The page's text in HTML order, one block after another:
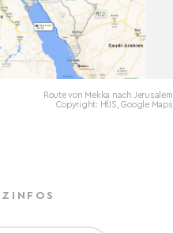
Route von Mekka nach Jerusalem
Copyright: HfJS, Google Maps